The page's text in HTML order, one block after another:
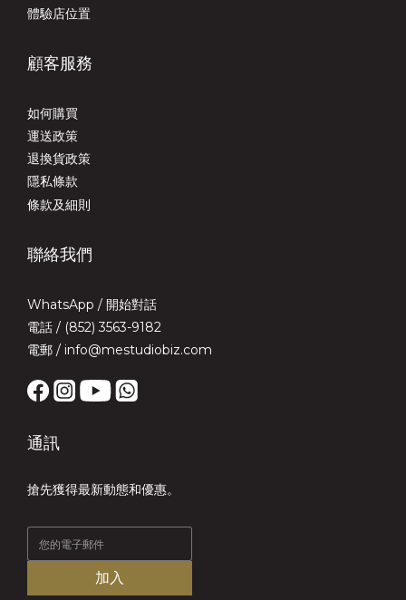
體驗店位置
顧客服務
如何購買
運送政策
退換貨政策
隱私條款
條款及細則
聯絡我們
WhatsApp / 開始對話
電話 / (852) 3563-9182
電郵 / info@mestudiobiz.com
通訊
搶先獲得最新動態和優惠。
加入